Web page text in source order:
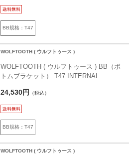
BB規格：T47
WOLFTOOTH ( ウルフトゥース )
WOLFTOOTH ( ウルフトゥース ) BB（ボ
トムブラケット） T47 INTERNAL
for SRAM
24,530円 （税込）
BB規格：T47
WOLFTOOTH ( ウルフトゥース )